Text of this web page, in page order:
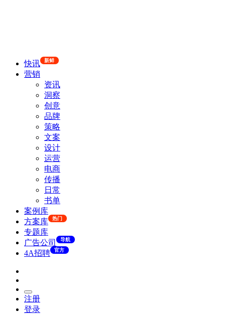
快讯 新鲜
营销
资讯
洞察
创意
品牌
策略
文案
设计
运营
电商
传播
日常
书单
案例库
方案库
热门
专题库
广告公司
导航
4A招聘 官方
注册
登录